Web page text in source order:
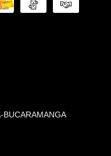
BUCARAMANGA